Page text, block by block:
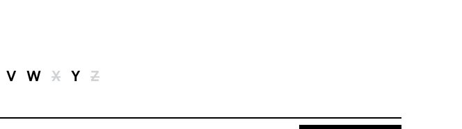
V W X Y Z